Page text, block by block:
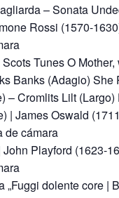
– Sonata
Rossi (1570-
Tunes O
Banks (Adagio) She
– Cromlits Lilt
| James Oswald
de cámara
John Playford (1623-
„Fuggi dolente core |